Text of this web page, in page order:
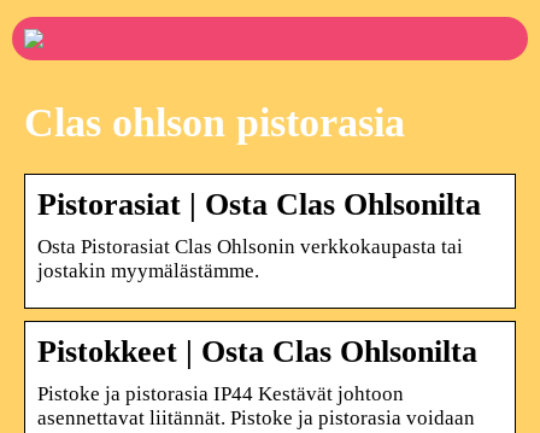
Clas ohlson pistorasia
Pistorasiat | Osta Clas Ohlsonilta
Osta Pistorasiat Clas Ohlsonin verkkokaupasta tai
jostakin myymälästämme.
Pistokkeet | Osta Clas Ohlsonilta
Pistoke ja pistorasia IP44 Kestävät johtoon
asennettavat liitännät. Pistoke ja pistorasia voidaan